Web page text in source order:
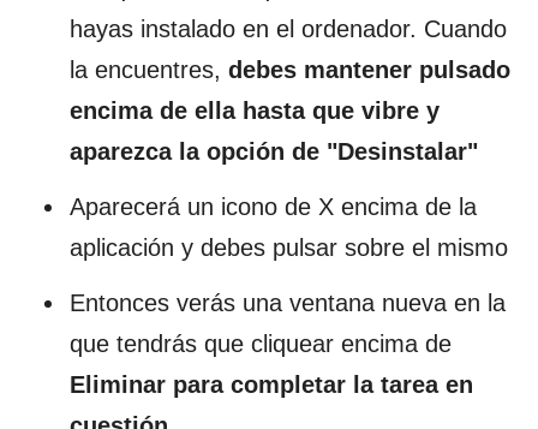
hayas instalado en el ordenador. Cuando
la encuentres, debes mantener pulsado
encima de ella hasta que vibre y
aparezca la opción de "Desinstalar"
Aparecerá un icono de X encima de la
aplicación y debes pulsar sobre el mismo
Entonces verás una ventana nueva en la
que tendrás que cliquear encima de
Eliminar para completar la tarea en